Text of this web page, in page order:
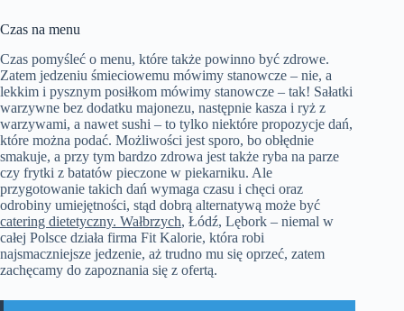
Czas na menu
Czas pomyśleć o menu, które także powinno być zdrowe.
Zatem jedzeniu śmieciowemu mówimy stanowcze – nie, a
lekkim i pysznym posiłkom mówimy stanowcze – tak! Sałatki
warzywne bez dodatku majonezu, następnie kasza i ryż z
warzywami, a nawet sushi – to tylko niektóre propozycje dań,
które można podać. Możliwości jest sporo, bo obłędnie
smakuje, a przy tym bardzo zdrowa jest także ryba na parze
czy frytki z batatów pieczone w piekarniku. Ale
przygotowanie takich dań wymaga czasu i chęci oraz
odrobiny umiejętności, stąd dobrą alternatywą może być
catering dietetyczny. Wałbrzych, Łódź, Lębork – niemal w
całej Polsce działa firma Fit Kalorie, która robi
najsmaczniejsze jedzenie, aż trudno mu się oprzeć, zatem
zachęcamy do zapoznania się z ofertą.